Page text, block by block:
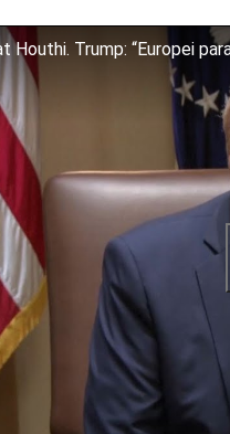
Houthi. Trump: “Europei